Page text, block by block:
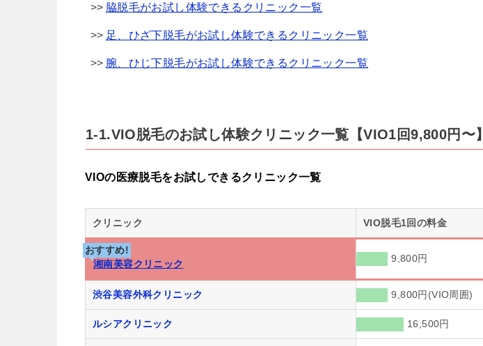
脇脱毛がお試し体験できるクリニック一覧
足、ひざ下脱毛がお試し体験できるクリニック一覧
腕、ひじ下脱毛がお試し体験できるクリニック一覧
1-1.VIO脱毛のお試し体験クリニック一覧【VIO1回9,800円〜】
VIOの医療脱毛をお試しできるクリニック一覧
クリニック VIO脱毛1回の料金
おすすめ!
湘南美容クリニック
9,800円
渋谷美容外科クリニック 9,800円(VIO周囲)
ルシアクリニック 16,500円